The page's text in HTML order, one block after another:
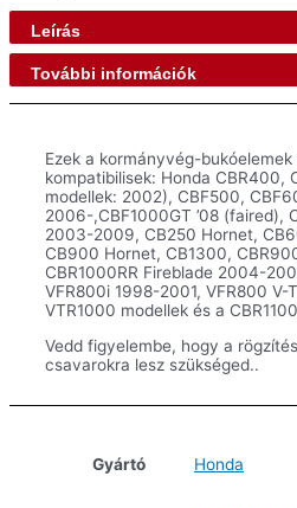
Leírás
További információk
Ezek a kormányvég-
kompatibilisek: Honda CBR400,
modellek: 2002), CBF500,
2006-,CBF1000GT ’08 (faired),
2003-2009, CB250 Hornet,
CB900 Hornet, CB1300,
CBR1000RR Fireblade 2004-
VFR800i 1998-2001, VFR800 V-
VTR1000 modellek és a
Vedd figyelembe, hogy a
csavarokra lesz szükséged..
Gyártó Honda